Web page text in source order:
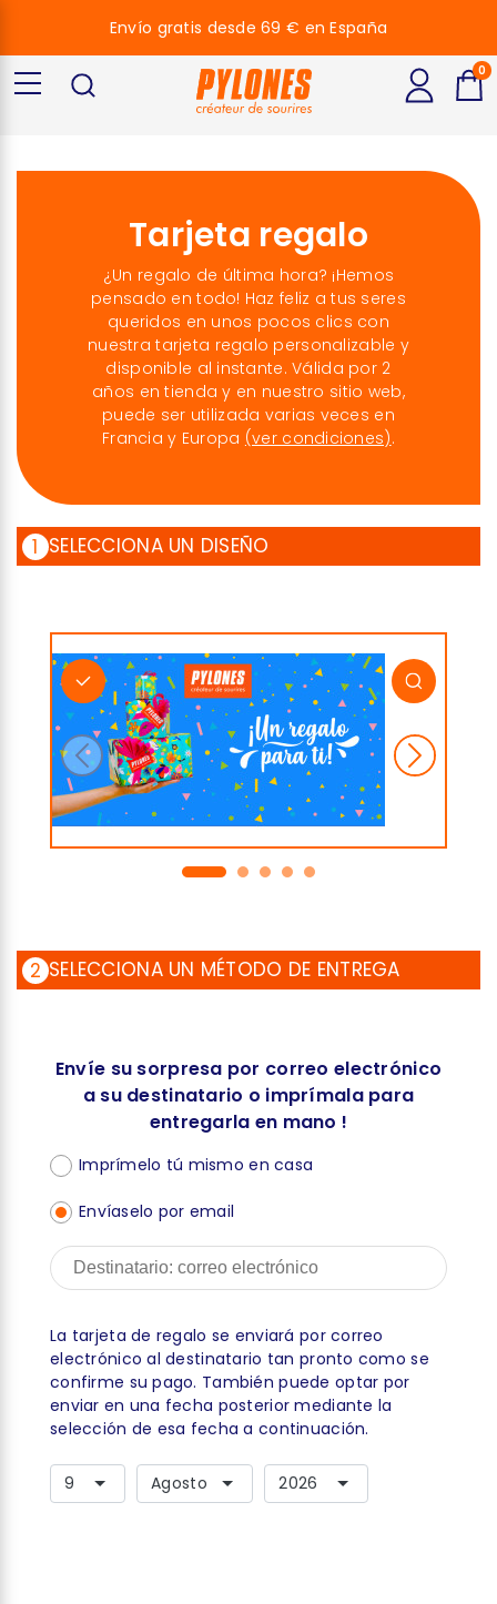
Tarjeta regalo
¿Un regalo de última hora? ¡Hemos
pensado en todo! Haz feliz a tus seres
queridos en unos pocos clics con
nuestra tarjeta regalo personalizable y
disponible al instante. Válida por 2
años en tienda y en nuestro sitio web,
puede ser utilizada varias veces en
Francia y Europa (ver condiciones).
1 SELECCIONA UN DISEÑO
2 SELECCIONA UN MÉTODO DE ENTREGA
Envíe su sorpresa por correo electrónico
a su destinatario o imprímala para
entregarla en mano !
Imprímelo tú mismo en casa
Envíaselo por email
La tarjeta de regalo se enviará por correo
electrónico al destinatario tan pronto como se
confirme su pago. También puede optar por
enviar en una fecha posterior mediante la
selección de esa fecha a continuación.
9 Agosto 2026
Envío gratis desde 69 € en España
0